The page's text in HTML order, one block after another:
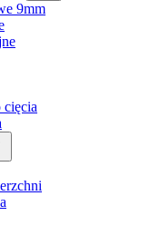
9mm
cięcia